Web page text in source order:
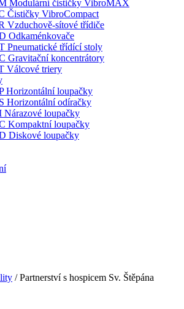
Modulární čističky VibroMAX
Čističky VibroCompact
Vzduchově-sítové třídiče
Odkaménkovače
Pneumatické třídící stoly
Gravitační koncentrátory
Válcové triery
Horizontální loupačky
Horizontální odíračky
Nárazové loupačky
Kompaktní loupačky
Diskové loupačky
/Partnerství s hospicem Sv. Štěpána